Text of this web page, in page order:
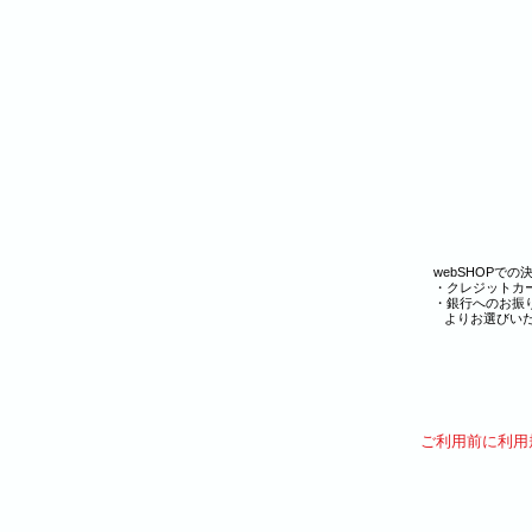
webSHOPでの
・クレジットカ
・銀行へのお
よりお選びい
ご利用前に利